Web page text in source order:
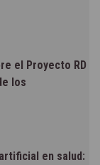
el Proyecto RD
los
en salud: